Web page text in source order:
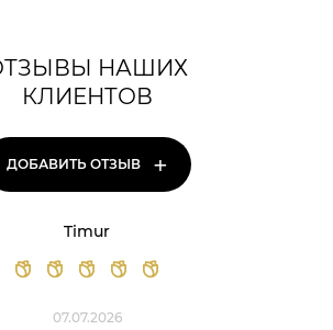
НАШИХ
КЛИЕНТОВ
ДОБАВИТЬ ОТЗЫВ +
Timur
07.07.2026